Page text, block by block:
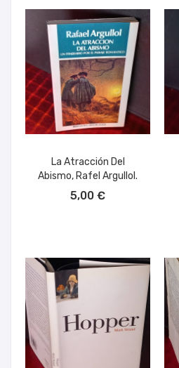
La Atracción Del
Abismo, Rafel Argullol.
5,00 €